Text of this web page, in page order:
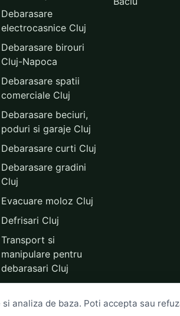
Debarasare
electrocasnice Cluj
Debarasare birouri
Cluj-Napoca
Debarasare spatii
comerciale Cluj
Debarasare beciuri,
poduri si garaje Cluj
Debarasare curti Cluj
Debarasare gradini
Cluj
Evacuare moloz Cluj
Defrisari Cluj
Transport si
manipulare pentru
debarasari Cluj
analiza de baza. Poti accepta sau